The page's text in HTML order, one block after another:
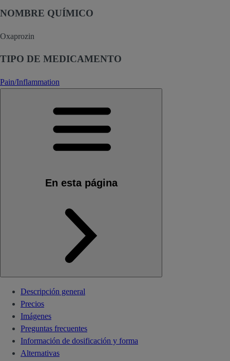
NOMBRE QUÍMICO
Oxaprozin
TIPO DE MEDICAMENTO
Pain/Inflammation
En esta página
Descripción general
Precios
Imágenes
Preguntas frecuentes
Información de dosificación y forma
Alternativas